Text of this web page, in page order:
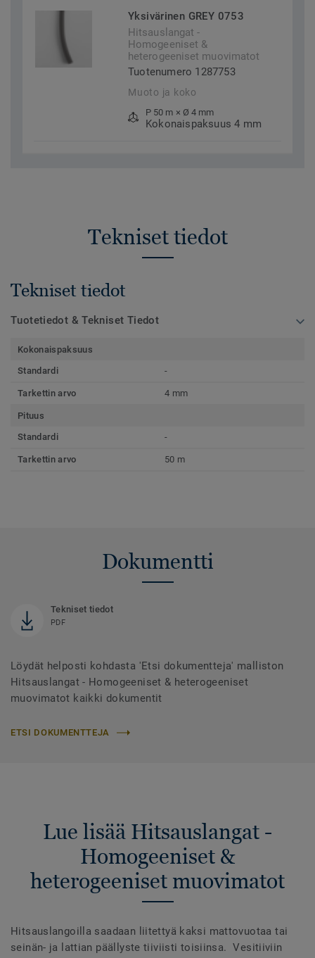
Yksivärinen GREY 0753
Hitsauslangat -
Homogeeniset &
heterogeeniset muovimatot
Tuotenumero 1287753
Muoto ja koko
P 50 m × Ø 4 mm
Kokonaispaksuus 4 mm
Tekniset tiedot
Tekniset tiedot
Tuotetiedot & Tekniset Tiedot
Kokonaispaksuus
Standardi
-
Tarkettin arvo 4 mm
Pituus
Standardi
-
Tarkettin arvo 50 m
Dokumentti
Tekniset tiedot
PDF
Löydät helposti kohdasta 'Etsi dokumentteja' malliston
Hitsauslangat - Homogeeniset & heterogeeniset
muovimatot kaikki dokumentit
ETSI DOKUMENTTEJA
Lue lisää Hitsauslangat -
Homogeeniset &
heterogeeniset muovimatot
Hitsauslangoilla saadaan liitettyä kaksi mattovuotaa tai
seinän- ja lattian päällyste tiiviisti toisiinsa. Vesitiiviin